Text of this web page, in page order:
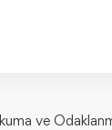
ve